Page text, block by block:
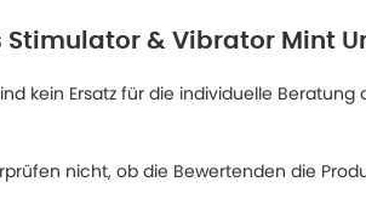
& Vibrator Mint
kein Ersatz für die individuelle
nicht, ob die Bewertenden die